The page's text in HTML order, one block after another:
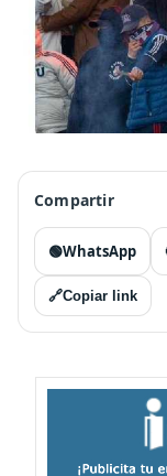
Compartir
🟢WhatsApp
🔗Copiar link